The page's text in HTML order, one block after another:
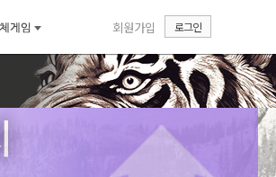
회원가입 로그인
일 출석부! 시즌5
사전안내